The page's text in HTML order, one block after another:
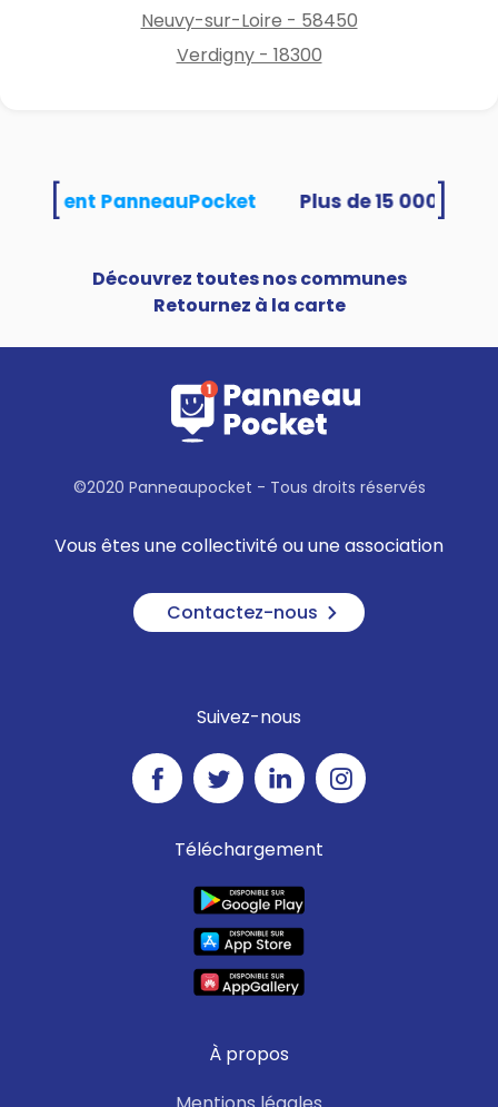
Neuvy-sur-Loire - 58450
Verdigny - 18300
PanneauPocket
Découvrez toutes nos communes
Retournez à la carte
©2020 Panneaupocket - Tous droits réservés
Vous êtes une collectivité ou une association
Contactez-nous
Suivez-nous
Téléchargement
À propos